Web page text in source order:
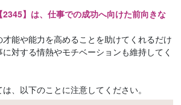
】は、仕事での成功へ向けた前向きな
能や能力を高めることを助けてくれるだけ
対する情熱やモチベーションも維持してく
は、以下のことに注意してください。